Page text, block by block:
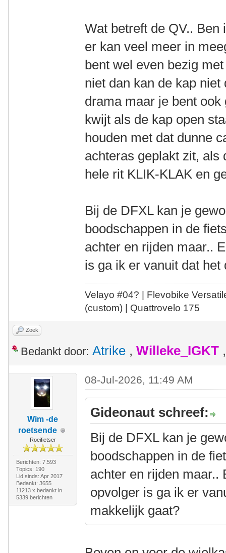
Wat betreft de QV..
er kan veel meer in
bent wel even bezig
niet dan kan de kap
drama maar je bent
kwijt als de kap open
houden met dat dunne
achteras geplakt zit, als
hele rit KLIK-KLAK en
Bij de DFXL kan je
boodschappen in de
achter en rijden maar..
is ga ik er vanuit dat
Velayo #04? | Flevobike
(custom) | Quattrovelo 175
Zoek
Bedankt door: Atrike , Willeke_IGKT
Wim -de
roetsende
Roeifietser
Berichten: 7.593
Topics: 190
Lid sinds: Apr 2017
Bedankt: 3655
11213 x bedankt in
5339 berichten
08-Jul-2026, 11:49 AM
Gideonaut schreef:
Bij de DFXL kan je
boodschappen in de
achter en rijden maar..
opvolger is ga ik er
makkelijk gaat?